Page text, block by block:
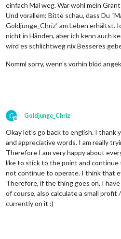
einfach Mal weg. War wohl mein
Und vorallem: Bitte schau, dass Du
Goldjunge_Chriz” am Leben erhältst.
nicht in Händen, aber ich kenn auch
wird es schlichtweg nix Besseres
Nomml sorry, wenn’s vorhin blöd
G
Offline
Goldjunge_Chriz
Okay let’s go back to english. I thank
and appreciative words. I am really
Therefore I am very happy about
like to stick to the point and continue
not continue to operate. I think that
Therefore, if the thing goes on, I
of course, also calculate a small profit
currently on it :)